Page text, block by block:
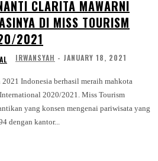
CLARITA MAWARNI
DI MISS TOURISM
2021
IRWANSYAH - JANUARY 18, 2021
Indonesia berhasil meraih mahkota
2020/2021. Miss Tourism
yang konsen mengenai pariwisata yang
dengan kantor...